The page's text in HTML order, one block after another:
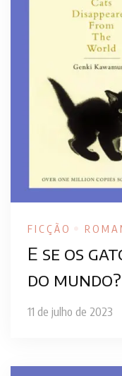
FICÇÃO
E se os
do mundo?
11 de julho de 2023